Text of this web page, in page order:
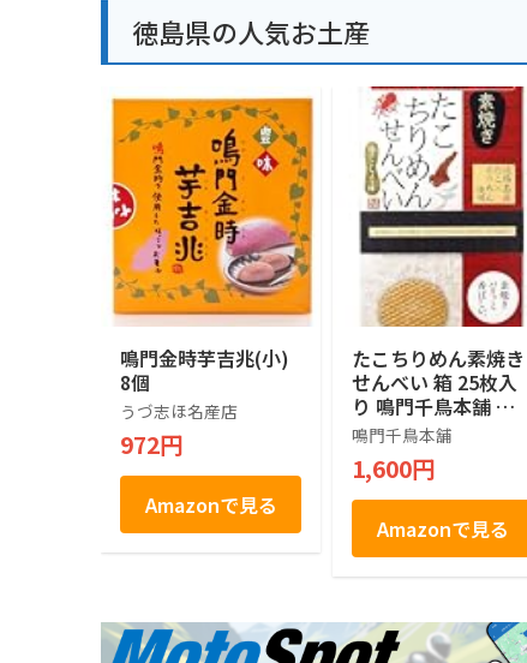
徳島県の人気お土産
鳴門金時芋吉兆(小)
8個
うづ志ほ名産店
972円
Amazonで見る
たこちりめん素焼き
せんべい 箱 25枚入
り 鳴門千鳥本舗 淡
路島産たこ使用 個包
装 瀬戸内海の海の幸
柚子胡椒風味
鳴門千鳥本舗
1,600円
Amazonで見る